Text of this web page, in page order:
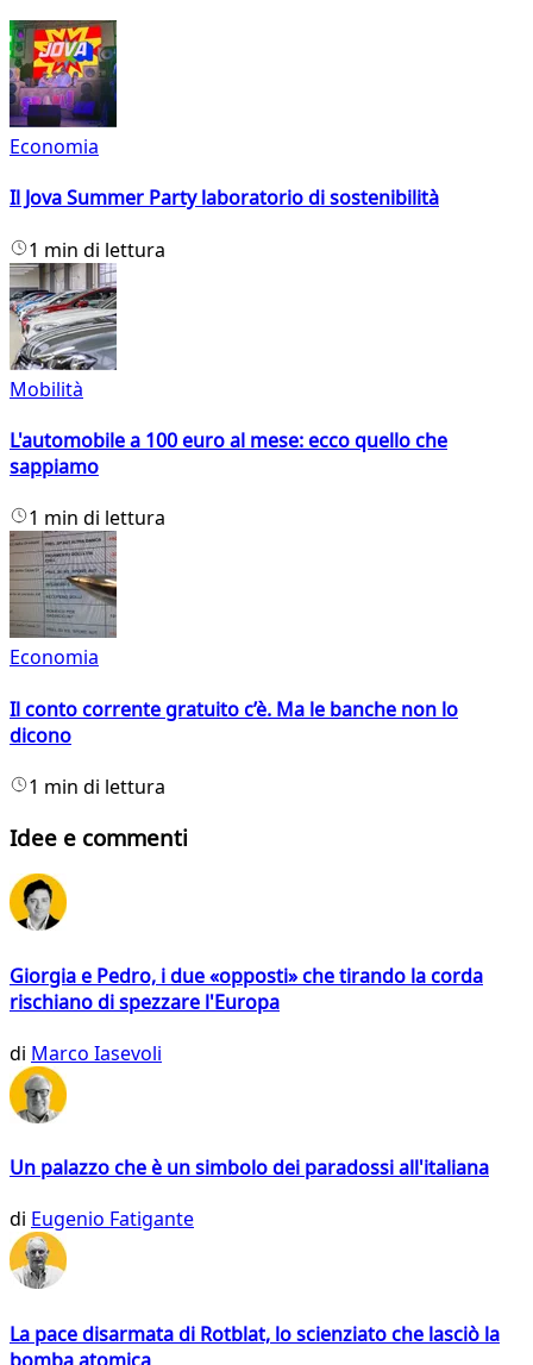
Economia
Il Jova Summer Party laboratorio di sostenibilità
1 min di lettura
Mobilità
L'automobile a 100 euro al mese: ecco quello che
sappiamo
1 min di lettura
Economia
Il conto corrente gratuito c’è. Ma le banche non lo
dicono
1 min di lettura
Idee e commenti
Giorgia e Pedro, i due «opposti» che tirando la corda
rischiano di spezzare l'Europa
di Marco Iasevoli
Un palazzo che è un simbolo dei paradossi all'italiana
di Eugenio Fatigante
La pace disarmata di Rotblat, lo scienziato che lasciò la
bomba atomica